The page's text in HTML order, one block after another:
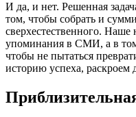
И да, и нет. Решенная
том, чтобы собрать и
сверхестественного. Наше
упоминания в СМИ, а в
чтобы не пытаться
историю успеха,